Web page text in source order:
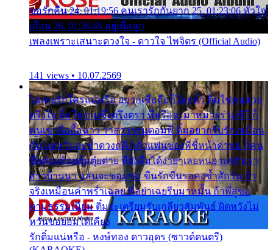
ขอรักคืน 24. 01:19:56 คนเรารักกันยาก 25. 01:23:06 หัวใจ
เถื่อน 26. 01:26:45 อยู่เพื่อลูก
เพลงเพราะเสนาะดวงใจ - ดาวใจ ไพจิตร (Official Audio)
141 views • 10.07.2569
ไม่เคยรักใครแน่หรือ อยากเชื่อถือก็ไม่กล้า ติ๋มใช่คนสวย
ตรึงใจ ติ๋มใช่งามซึ้งตรึงตรา พี่หรือจะมาหมายร่วมชีวี ก็
คนเขาลืออื้อฉาว ว่าสาวๆรุมตอมพี่ ติ๋มอยากรับรักเหมือน
กัน แต่หวั่นจะช้ำดวงฤดี กลัวแฟนของพี่ชี้หน้าด่าทอ ก็คน
ชื่อต๋อยต้อยตุ้มตุ๋ยต่าย พี่ยังลืมได้ง่ายๆเลยหนอ แค่ตัวเรา
สาวบ้านนา แสนจะซอมซ่อ ขืนรักขืนรอคงช้ำสักวัน ถ้า
จริงเหมือนคำพร่ำเฉลย พี่อย่าเฉยรีบมาหมั้น ถ้าพี่สู่ขอ
ตามธรรมเนียม ติ๋มจะเตรียมรับเกลียวสัมพันธ์ ผิดหวังไม่
หวั่นขอยอมได้เคียง
รักติ๋มแน่หรือ - หงษ์ทอง ดาวอุดร (ซาวด์ดนตรี)